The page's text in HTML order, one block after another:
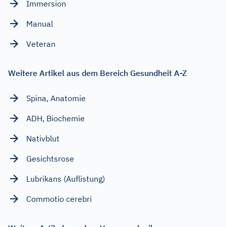
Immersion
Manual
Veteran
Weitere Artikel aus dem Bereich Gesundheit A-Z
Spina, Anatomie
ADH, Biochemie
Nativblut
Gesichtsrose
Lubrikans (Auflistung)
Commotio cerebri